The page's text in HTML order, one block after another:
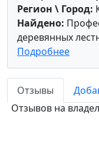
Регион \ Город:
Найдено:
деревянных
Подробнее
Отзывы
Отзывов на